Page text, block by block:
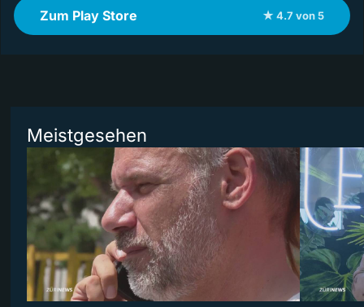
Zum Play Store ★ 4.7 von 5
Meistgesehen